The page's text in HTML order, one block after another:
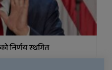
निर्णय स्थगित